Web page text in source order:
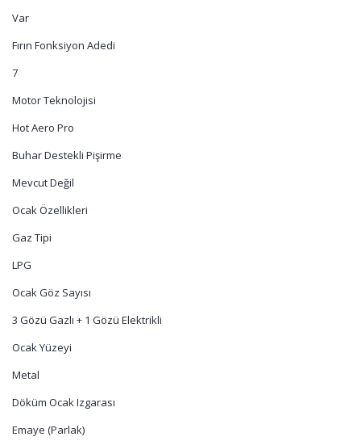
Var
Fırın Fonksiyon Adedi
7
Motor Teknolojisi
Hot Aero Pro
Buhar Destekli Pişirme
Mevcut Değil
Ocak Özellikleri
Gaz Tipi
LPG
Ocak Göz Sayısı
3 Gözü Gazlı + 1 Gözü Elektrikli
Ocak Yüzeyi
Metal
Döküm Ocak Izgarası
Emaye (Parlak)